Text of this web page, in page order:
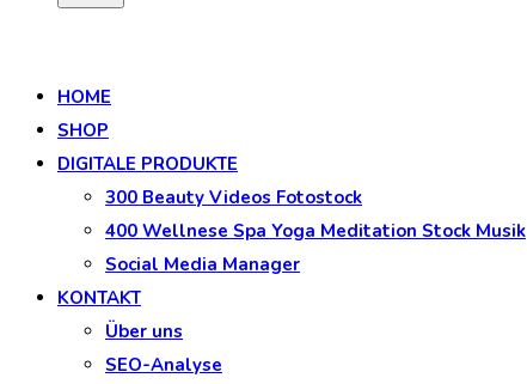
HOME
SHOP
DIGITALE PRODUKTE
300 Beauty Videos Fotostock
400 Wellnese Spa Yoga Meditation Stock Musik
Social Media Manager
KONTAKT
Über uns
SEO-Analyse